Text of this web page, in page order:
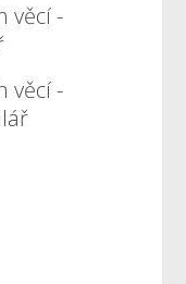
věcí -
věcí -